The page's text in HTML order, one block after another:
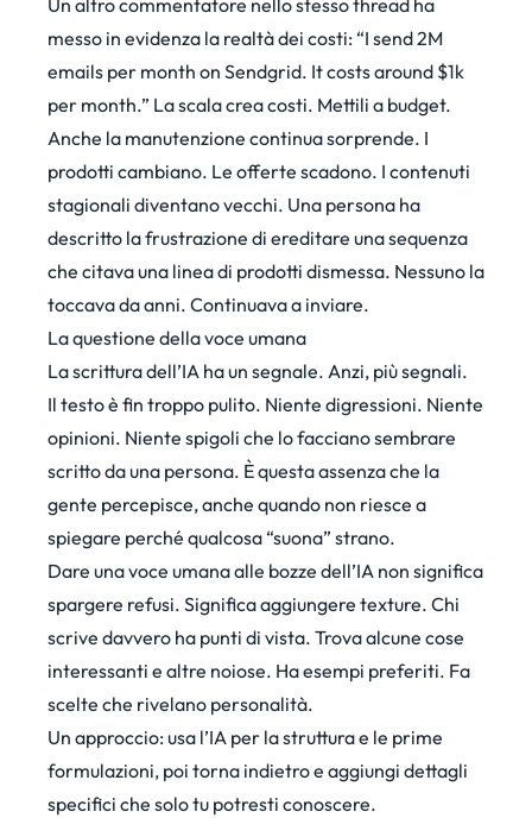
Un altro commentatore nello stesso thread ha
messo in evidenza la realtà dei costi: “I send 2M
emails per month on Sendgrid. It costs around $1k
per month.” La scala crea costi. Mettili a budget.
Anche la manutenzione continua sorprende. I
prodotti cambiano. Le offerte scadono. I contenuti
stagionali diventano vecchi. Una persona ha
descritto la frustrazione di ereditare una sequenza
che citava una linea di prodotti dismessa. Nessuno la
toccava da anni. Continuava a inviare.
La questione della voce umana
La scrittura dell’IA ha un segnale. Anzi, più segnali.
Il testo è fin troppo pulito. Niente digressioni. Niente
opinioni. Niente spigoli che lo facciano sembrare
scritto da una persona. È questa assenza che la
gente percepisce, anche quando non riesce a
spiegare perché qualcosa “suona” strano.
Dare una voce umana alle bozze dell’IA non significa
spargere refusi. Significa aggiungere texture. Chi
scrive davvero ha punti di vista. Trova alcune cose
interessanti e altre noiose. Ha esempi preferiti. Fa
scelte che rivelano personalità.
Un approccio: usa l’IA per la struttura e le prime
formulazioni, poi torna indietro e aggiungi dettagli
specifici che solo tu potresti conoscere.